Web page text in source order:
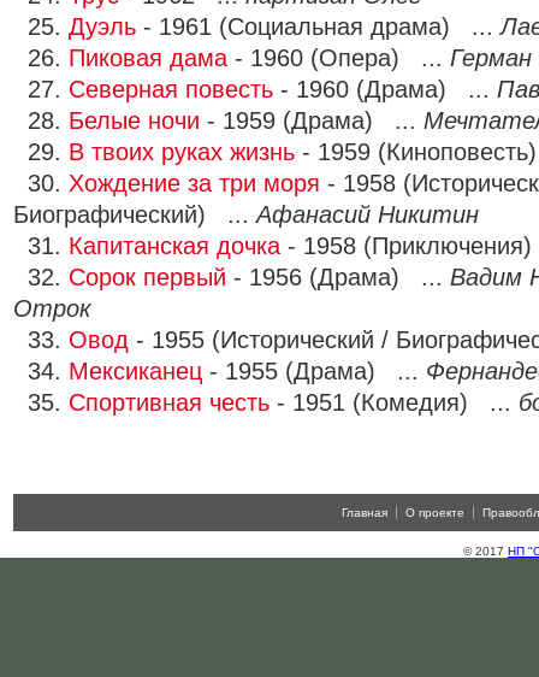
25. Дуэль - 1961 (Социальная драма) ...
26. Пиковая дама - 1960 (Опера) ... Герман
27. Северная повесть - 1960 (Драма) ...
28. Белые ночи - 1959 (Драма) ...
29. В твоих руках жизнь - 1959
30. Хождение за три моря - 1958
Биографический) ...Афанасий Никитин
31. Капитанская дочка - 1958
32. Сорок первый - 1956 (Драма) ... Вадим
Отрок
33. Овод - 1955 (Исторический /
34. Мексиканец - 1955 (Драма) ...
35. Спортивная честь - 1951 (Комедия) ...
Главная О проекте
© 2017 НП